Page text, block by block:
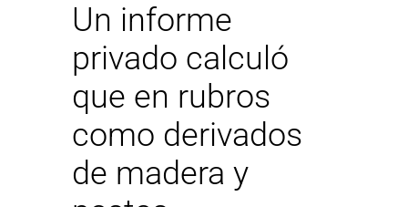
Un informe
privado calculó
que en rubros
como derivados
de madera y